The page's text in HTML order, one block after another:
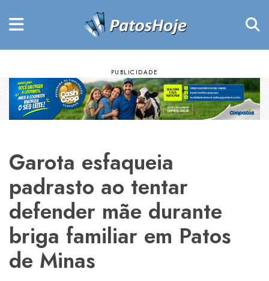
Garota esfaqueia
padrasto ao tentar
defender mãe durante
briga familiar em Patos
de Minas